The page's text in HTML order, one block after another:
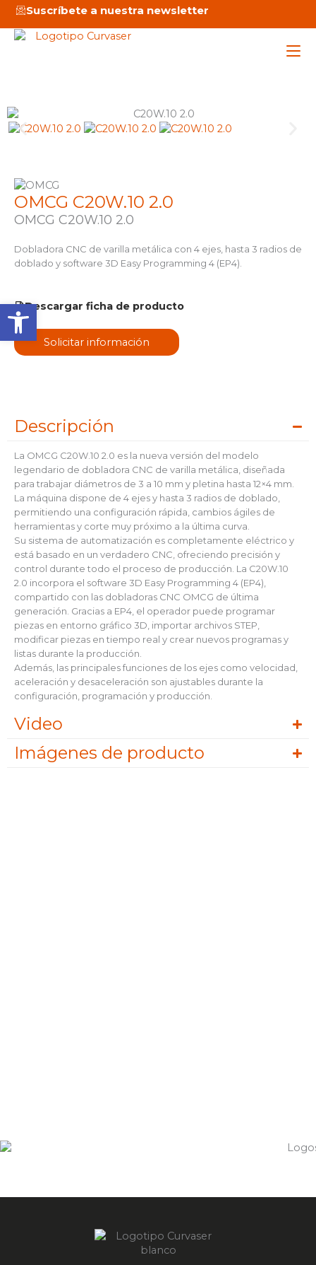
Abrir barra de
contenido
Suscríbete a nuestra newsletter
OMCG C20W.10 2.0
OMCG C20W.10 2.0
Dobladora CNC de varilla metálica con 4 ejes, hasta 3 radios de
doblado y software 3D Easy Programming 4 (EP4).
Descargar ficha de producto
Solicitar información
Descripción
La OMCG C20W.10 2.0 es la nueva versión del modelo
legendario de dobladora CNC de varilla metálica, diseñada
para trabajar diámetros de 3 a 10 mm y pletina hasta 12×4 mm.
La máquina dispone de 4 ejes y hasta 3 radios de doblado,
permitiendo una configuración rápida, cambios ágiles de
herramientas y corte muy próximo a la última curva.
Su sistema de automatización es completamente eléctrico y
está basado en un verdadero CNC, ofreciendo precisión y
control durante todo el proceso de producción. La C20W.10
2.0 incorpora el software 3D Easy Programming 4 (EP4),
compartido con las dobladoras CNC OMCG de última
generación. Gracias a EP4, el operador puede programar
piezas en entorno gráfico 3D, importar archivos STEP,
modificar piezas en tiempo real y crear nuevos programas y
listas durante la producción.
Además, las principales funciones de los ejes como velocidad,
aceleración y desaceleración son ajustables durante la
configuración, programación y producción.
Video
Imágenes de producto